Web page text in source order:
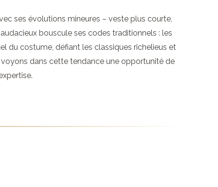
ses évolutions mineures – veste plus courte,
bouscule ses codes traditionnels : les
du costume, défiant les classiques richelieus et
voyons dans cette tendance une opportunité de